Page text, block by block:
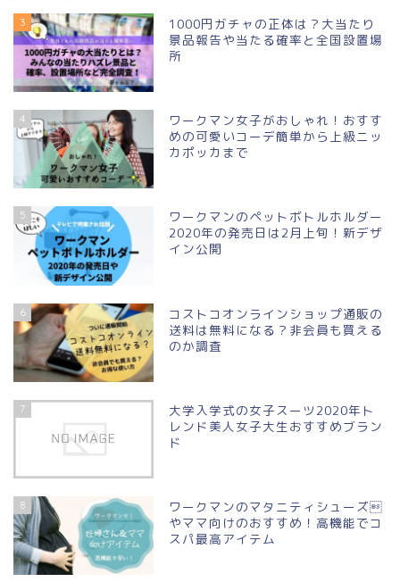
3
1000円ガチャの正体は？大当たり
景品報告や当たる確率と全国設置場
所
4
ワークマン女子がおしゃれ！おすす
めの可愛いコーデ簡単から上級ニッ
カポッカまで
5
ワークマンのペットボトルホルダー
2020年の発売日は2月上旬！新デザ
イン公開
6
コストコオンラインショップ通販の
送料は無料になる？非会員も買える
のか調査
7
大学入学式の女子スーツ2020年ト
レンド美人女子大生おすすめブラン
ド
8
ワークマンのマタニティシューズ
やママ向けのおすすめ！高機能でコ
スパ最高アイテム